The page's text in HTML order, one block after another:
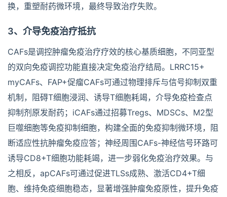
换，重塑耐药微环境，最终导致治疗失败。
3、介导免疫治疗抵抗
CAFs是调控肿瘤免疫治疗疗效的核心基质细胞，不同亚型
的双向免疫调控功能直接决定免疫治疗结局。LRRC15+
myCAFs、FAP+促瘤CAFs可通过物理排斥与信号抑制双重
机制，阻碍T细胞浸润、诱导T细胞耗竭，介导免疫检查点
抑制剂原发耐药；iCAFs通过招募Tregs、MDSCs、M2型
巨噬细胞等免疫抑制细胞，构建全面的免疫抑制微环境，阻
断适应性抗肿瘤免疫应答；神经周围CAFs-神经信号环路可
诱导CD8+T细胞功能耗竭，进一步弱化免疫治疗效果。与
之相反，apCAFs可通过促进TLSs成熟、激活CD4+T细
胞、维持免疫细胞稳态，显著增强肿瘤免疫原性，提升免疫